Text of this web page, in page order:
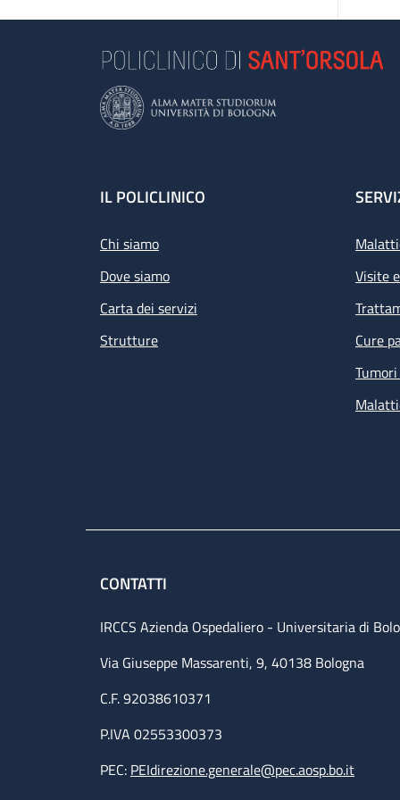
Footer
IL POLICLINICO
Chi siamo
Dove siamo
Carta dei servizi
Strutture
Visite
Cure
CONTATTI
IRCCS Azienda Ospedaliero - Universitaria di
Via Giuseppe Massarenti, 9, 40138 Bologna
C.F. 92038610371
P.IVA 02553300373
PEC: PEIdirezione.generale@pec.aosp.bo.it